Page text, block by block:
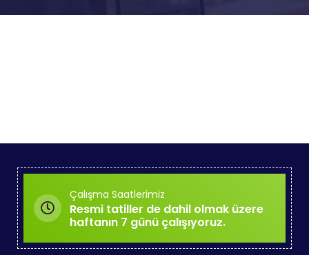
Çalışma Saatlerimiz
Resmi tatiller de dahil olmak üzere
haftanın 7 günü çalışıyoruz.